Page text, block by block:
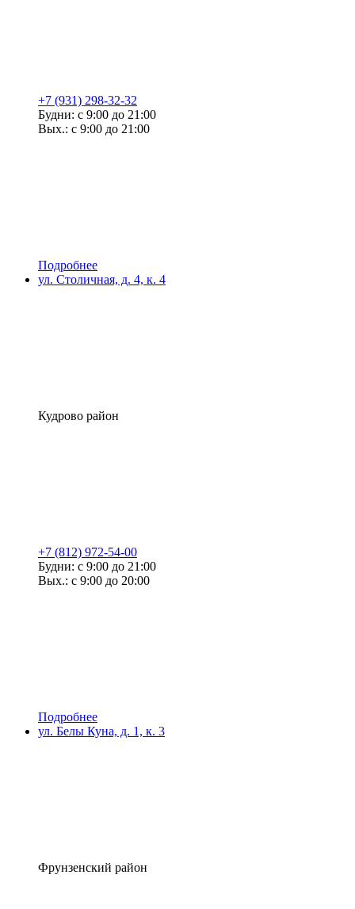
+7 (931) 298-32-32
Будни: с 9:00 до 21:00
Вых.: с 9:00 до 21:00
Подробнее
ул. Столичная, д. 4, к. 4
Кудрово район
+7 (812) 972-54-00
Будни: с 9:00 до 21:00
Вых.: с 9:00 до 20:00
Подробнее
ул. Белы Куна, д. 1, к. 3
Фрунзенский район